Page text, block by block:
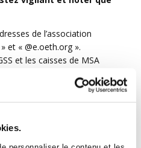
de l’association
et « @e.oeth.org ».
et les caisses de MSA
de l’accord Handicap
pour vous accompagner